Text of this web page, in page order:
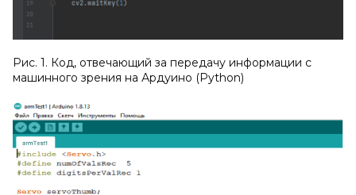
Рис. 1. Код, отвечающий за передачу информации с
машинного зрения на Ардуино (Python)